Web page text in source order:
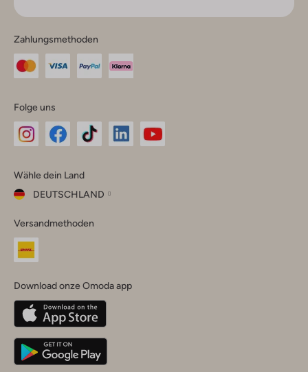
Zahlungsmethoden
Folge uns
Instagram
Facebook
TikTok
Wähle dein Land
DEUTSCHLAND
dein
Land
Belgique(Français)
Deutschland
Versandmethoden
Download onze Omoda app